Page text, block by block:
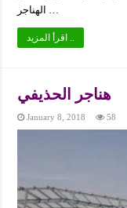
هناجر الحذيفي
January 8, 2018 58